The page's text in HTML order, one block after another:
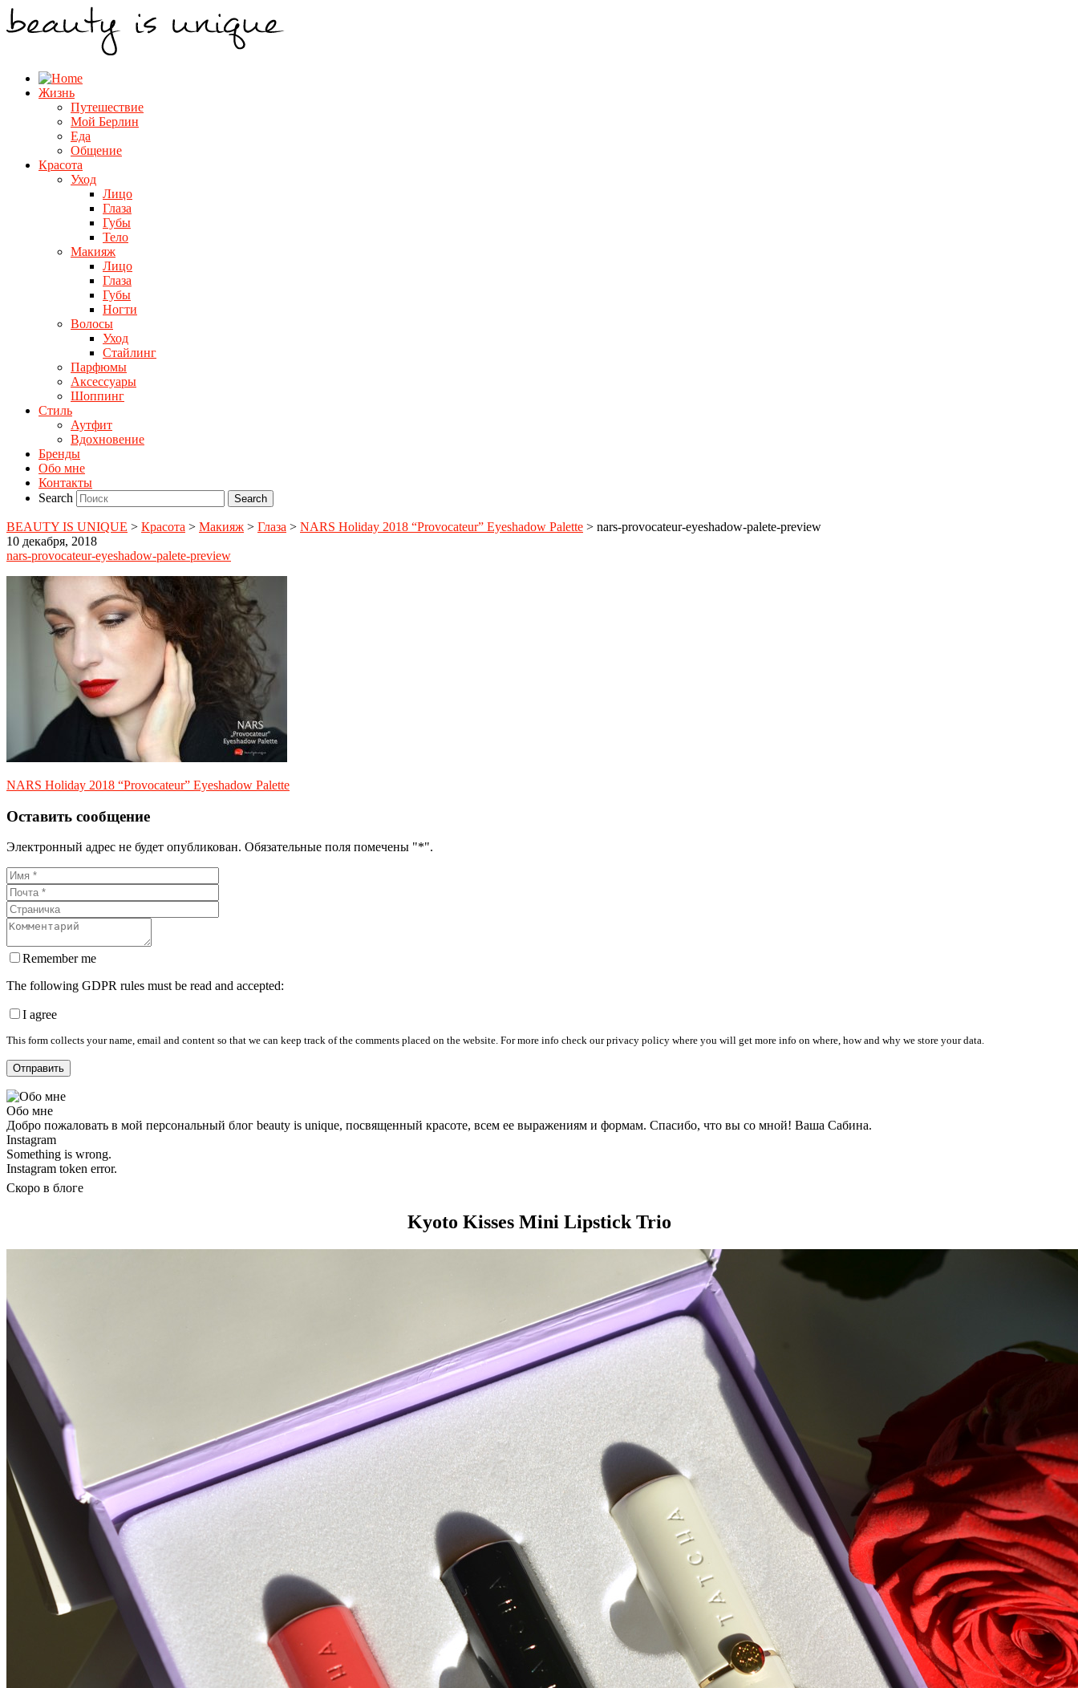
Жизнь
Путешествие
Мой Берлин
Еда
Общение
Красота
Уход
Лицо
Глаза
Губы
Тело
Макияж
Лицо
Глаза
Губы
Ногти
Волосы
Уход
Стайлинг
Парфюмы
Аксессуары
Шоппинг
Стиль
Аутфит
Вдохновение
Бренды
Обо мне
Контакты
Search
BEAUTY IS UNIQUE > Красота > Макияж > Глаза > NARS Holiday 2018 “Provocateur” Eyeshadow Palette > nars-provocateur-eyeshadow-palete-preview
10 декабря, 2018
nars-provocateur-eyeshadow-palete-preview
NARS Holiday 2018 “Provocateur” Eyeshadow Palette
Оставить сообщение
Электронный адрес не будет опубликован. Обязательные поля помечены "*".
Remember me
The following GDPR rules must be read and accepted:
I agree
This form collects your name, email and content so that we can keep track of the comments placed on the website. For more info check our privacy policy where you will get more info on where, how and why we store your data.
Обо мне
Добро пожаловать в мой персональный блог beauty is unique, посвященный красоте, всем ее выражениям и формам. Спасибо, что вы со мной! Ваша Сабина.
Instagram
Something is wrong.
Instagram token error.
Скоро в блоге
Kyoto Kisses Mini Lipstick Trio